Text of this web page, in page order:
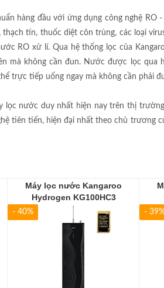
hàng đầu với ứng dụng công nghệ RO
thạch tín, thuốc diệt côn trùng, các loại
RO xử lí. Qua hệ thống lọc của
mà không cần đun. Nước được lọc qua
trực tiếp uống ngay mà không cần phải
lọc nước duy nhất hiện nay trên thị
tiên tiến, hiện đại nhất theo chủ trương
Máy lọc nước Kangaroo
Hydrogen KG100HC3
- 40% -